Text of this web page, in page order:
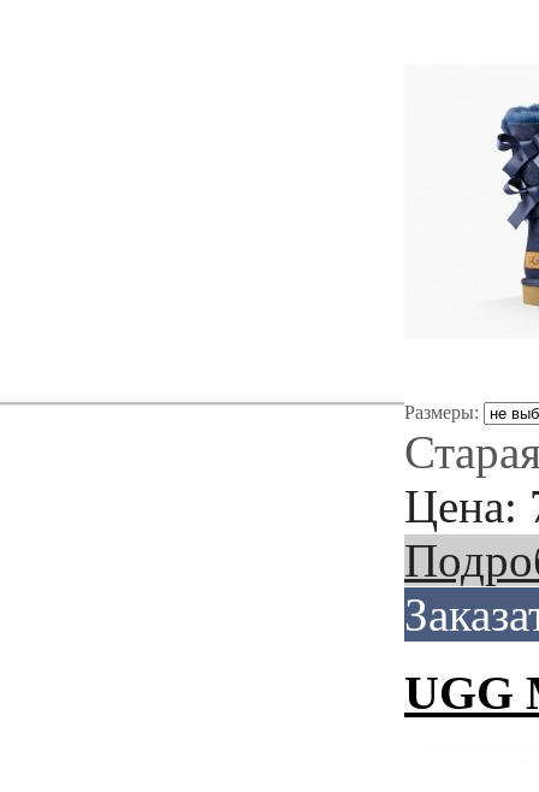
Размеры:
Цена:
UGG